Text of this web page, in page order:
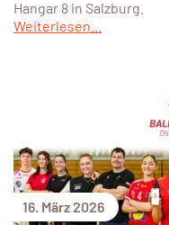
Hangar 8 in Salzburg.
Weiterlesen...
16. März 2026